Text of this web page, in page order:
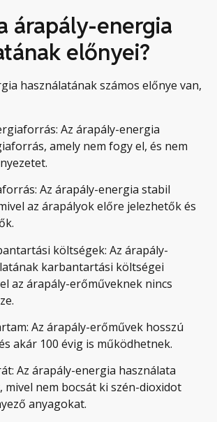
árapály-energia
előnyei?
használatának számos előnye van,
Az árapály-energia
amely nem fogy el, és nem
Az árapály-energia stabil
az árapályok előre jelezhetők és
költségek: Az árapály-
karbantartási költségei
az árapály-erőműveknek nincs
Az árapály-erőművek hosszú
akár 100 évig is működhetnek.
Az árapály-energia használata
nem bocsát ki szén-dioxidot
anyagokat.